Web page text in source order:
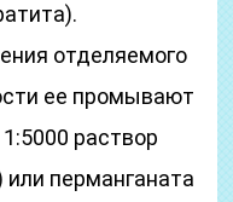
отделяемого
ее промывают
раствор
перманганата